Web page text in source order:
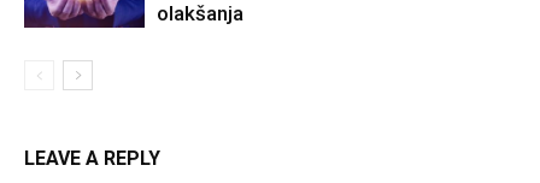
olakšanja
LEAVE A REPLY